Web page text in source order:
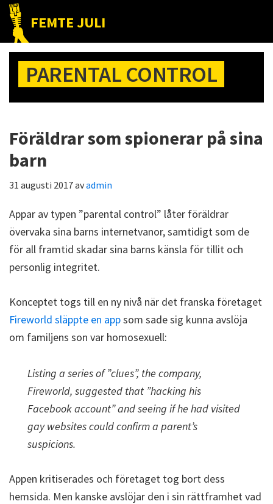
Hoppa
huvudnavigering
Hoppa
huvudinnehåll
Hoppa
det
primära
sidofältet
FEMTE JULI
Nätet
till
folket!PARENTAL CONTROL
Föräldrar som spionerar på sina
barn
31 augusti 2017avadmin
Appar av typen ”parental control” låter föräldrar
övervaka sina barns internetvanor, samtidigt som de
för all framtid skadar sina barns känsla för tillit och
personlig integritet.
Konceptet togs till en ny nivå när det franska företaget
Fireworld släppte en appsom sade sig kunna avslöja
om familjens son var homosexuell:
Listing a series of ”clues”, the company,
Fireworld, suggested that ”hacking his
Facebook account” and seeing if he had visited
gay websites could confirm a parent’s
suspicions.
Appen kritiserades och företaget tog bort dess
hemsida. Men kanske avslöjar den i sin rättframhet vad